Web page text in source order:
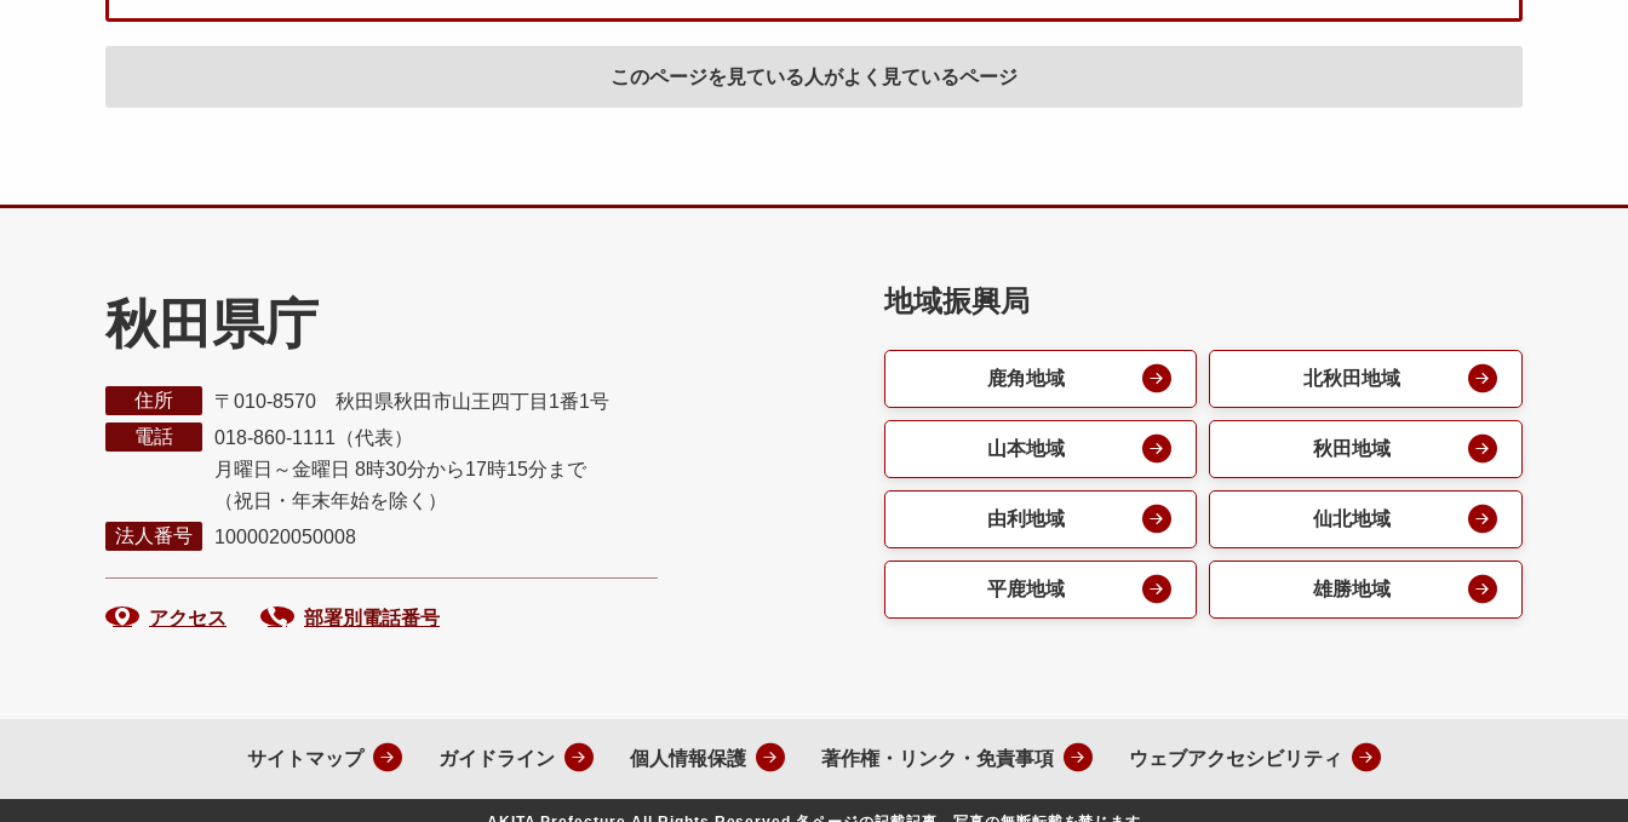
このページを見ている人がよく見ているページ
秋田県庁
住所
〒010-8570 秋田県秋田市山王四丁目1番1号
電話
018-860-1111（代表）
月曜日～金曜日 8時30分から17時15分まで
（祝日・年末年始を除く）
法人番号
1000020050008
アクセス 部署別電話番号
地域振興局
鹿角地域 北秋田地域
山本地域 秋田地域
由利地域 仙北地域
平鹿地域 雄勝地域
サイトマップ ガイドライン 個人情報保護 著作権・リンク・免責事項 ウェブアクセシビリティ